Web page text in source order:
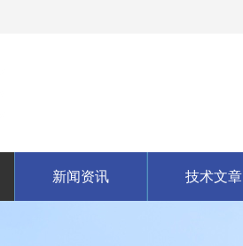
新闻资讯 技术文章